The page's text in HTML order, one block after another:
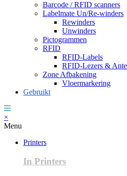
Barcode / RFID scanners
Labelmate Un/Re-winders
Rewinders
Unwinders
Pictogrammen
RFID
RFID-Labels
RFID-Lezers &
Zone Afbakening
Vloermarkering
Gebruikt
×
Menu
Printers
In Printers